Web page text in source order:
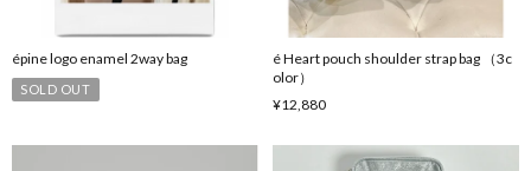
épine logo enamel 2way bag
SOLD OUT
é Heart pouch shoulder strap bag （3c
olor）
¥12,880